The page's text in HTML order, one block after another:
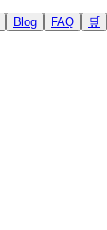
Blog FAQ 🛒